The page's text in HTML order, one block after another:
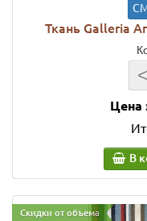
Ткань Galleria
Цена
В
Скидки от объема